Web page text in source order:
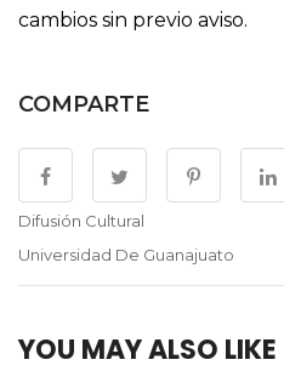
cambios sin previo aviso.
COMPARTE
Difusión Cultural
Universidad De Guanajuato
YOU MAY ALSO LIKE